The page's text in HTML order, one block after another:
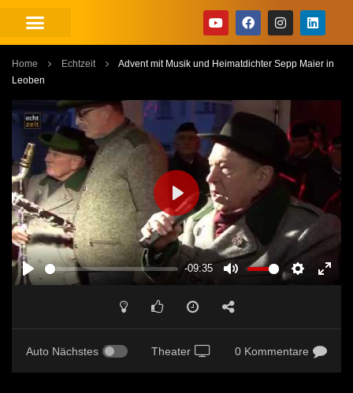
Home Echtzeit
Advent mit Musik und Heimatdichter Sepp Maier in
Leoben
PLAY
-09:35
SETTINGS
PLAY
Auto Nächstes Theater 0 Kommentare